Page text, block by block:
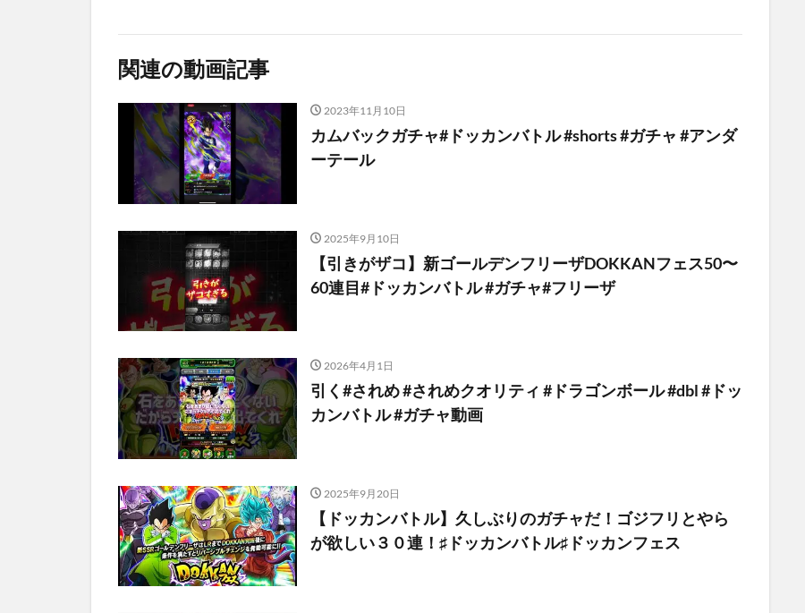
関連の動画記事
2023年11月10日
カムバックガチャ#ドッカンバトル #shorts #ガチャ #アンダ
ーテール
2025年9月10日
【引きがザコ】新ゴールデンフリーザDOKKANフェス50〜
60連目#ドッカンバトル #ガチャ#フリーザ
2026年4月1日
引く#されめ #されめクオリティ #ドラゴンボール #dbl #ドッ
カンバトル #ガチャ動画
2025年9月20日
【ドッカンバトル】久しぶりのガチャだ！ゴジフリとやら
が欲しい３０連！♯ドッカンバトル♯ドッカンフェス